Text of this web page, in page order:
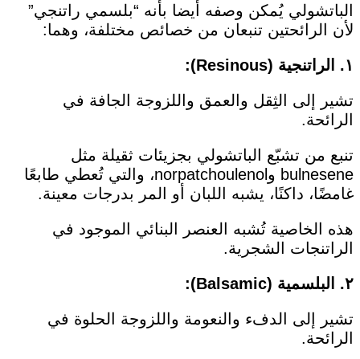
الباتشولي يُمكن وصفه أيضا بأنه “بلسمي راتنجي”
لأن الرائحتين تنبعان من خصائص مختلفة، وهما:
١. الراتنجية (Resinous):
تشير إلى الثِقل والعمق واللزوجة الجافة في
الرائحة.
تنبع من تشبّع الباتشولي بجزيئات ثقيلة مثل
bulnesene وnorpatchoulenol، والتي تُعطي طابعًا
غامضًا، داكنًا، يشبه اللبان أو المر بدرجات معينة.
هذه الخاصية تُشبه العنصر البنائي الموجود في
الراتنجات الشجرية.
٢. البلسمية (Balsamic):
تشير إلى الدفء والنعومة واللزوجة الحلوة في
الرائحة.